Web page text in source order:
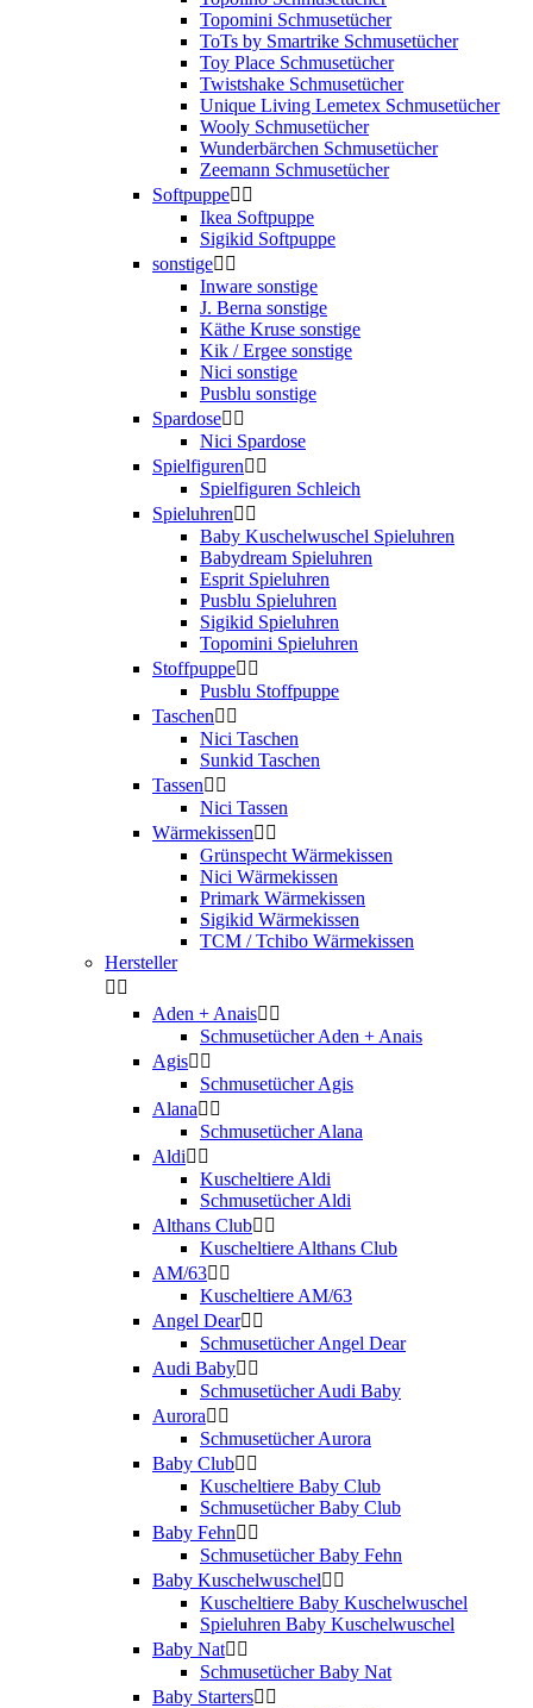
Topomini Schmusetücher
ToTs by Smartrike Schmusetücher
Toy Place Schmusetücher
Twistshake Schmusetücher
Unique Living Lemetex Schmusetücher
Wooly Schmusetücher
Wunderbärchen Schmusetücher
Zeemann Schmusetücher
Softpuppe 
Ikea Softpuppe
Sigikid Softpuppe
sonstige 
Inware sonstige
J. Berna sonstige
Käthe Kruse sonstige
Kik / Ergee sonstige
Nici sonstige
Pusblu sonstige
Spardose 
Nici Spardose
Spielfiguren 
Spielfiguren Schleich
Spieluhren 
Baby Kuschelwuschel Spieluhren
Babydream Spieluhren
Esprit Spieluhren
Pusblu Spieluhren
Sigikid Spieluhren
Topomini Spieluhren
Stoffpuppe 
Pusblu Stoffpuppe
Taschen 
Nici Taschen
Sunkid Taschen
Tassen 
Nici Tassen
Wärmekissen 
Grünspecht Wärmekissen
Nici Wärmekissen
Primark Wärmekissen
Sigikid Wärmekissen
TCM / Tchibo Wärmekissen
Hersteller
 
Aden + Anais 
Schmusetücher Aden + Anais
Agis 
Schmusetücher Agis
Alana 
Schmusetücher Alana
Aldi 
Kuscheltiere Aldi
Schmusetücher Aldi
Althans Club 
Kuscheltiere Althans Club
AM/63 
Kuscheltiere AM/63
Angel Dear 
Schmusetücher Angel Dear
Audi Baby 
Schmusetücher Audi Baby
Aurora 
Schmusetücher Aurora
Baby Club 
Kuscheltiere Baby Club
Schmusetücher Baby Club
Baby Fehn 
Schmusetücher Baby Fehn
Baby Kuschelwuschel 
Kuscheltiere Baby Kuschelwuschel
Spieluhren Baby Kuschelwuschel
Baby Nat 
Schmusetücher Baby Nat
Baby Starters 